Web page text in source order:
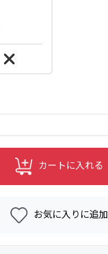
カートに入れる
お気に入りに追加